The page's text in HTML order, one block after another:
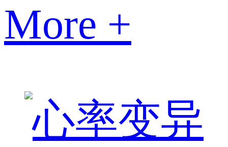
More +